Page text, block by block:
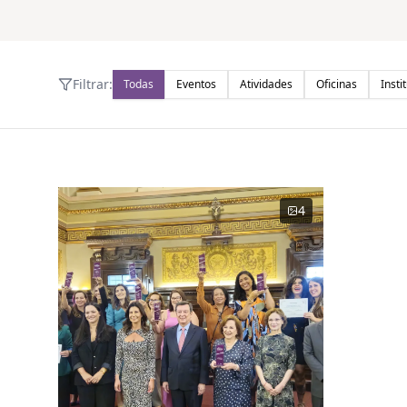
Filtrar: Todas Eventos Atividades Oficinas
4